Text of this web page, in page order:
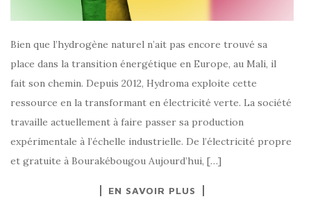
Bien que l’hydrogène naturel n’ait pas encore trouvé sa
place dans la transition énergétique en Europe, au Mali, il
fait son chemin. Depuis 2012, Hydroma exploite cette
ressource en la transformant en électricité verte. La société
travaille actuellement à faire passer sa production
expérimentale à l’échelle industrielle. De l’électricité propre
et gratuite à Bourakébougou Aujourd’hui, […]
EN SAVOIR PLUS